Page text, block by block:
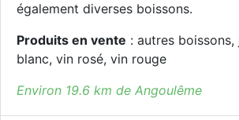
également diverses boissons.
Produits en vente : autres
blanc, vin rosé, vin rouge
Environ 19.6 km de Angoulême